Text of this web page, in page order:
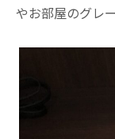
やお部屋のグレ